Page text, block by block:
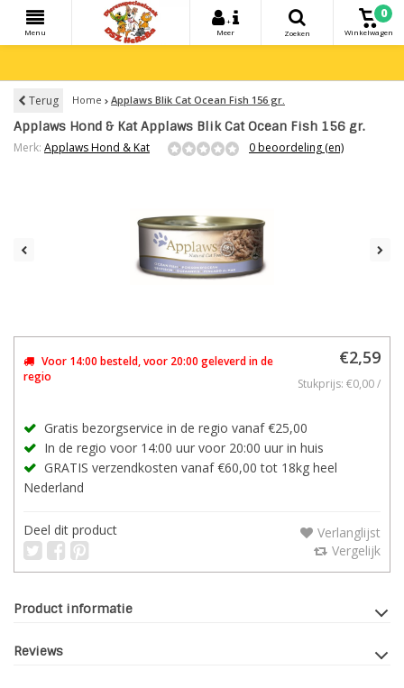
Menu
+
Meer
Zoeken
0
Winkelwagen
Terug Home Applaws Blik Cat Ocean Fish 156 gr.
Applaws Hond & Kat Applaws Blik Cat Ocean Fish 156 gr.
Merk: Applaws Hond & Kat 0 beoordeling (en)
Voor 14:00 besteld, voor 20:00 geleverd in de
regio
€2,59
Stukprijs: €0,00 /
Gratis bezorgservice in de regio vanaf €25,00
In de regio voor 14:00 uur voor 20:00 uur in huis
GRATIS verzendkosten vanaf €60,00 tot 18kg heel
Nederland
Deel dit product
Verlanglijst
Vergelijk
Product informatie
Reviews